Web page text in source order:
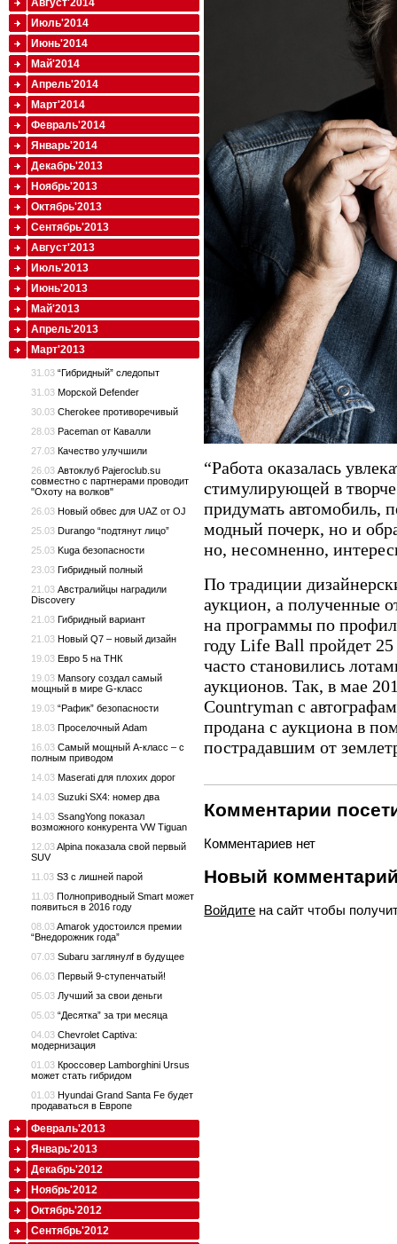
“Работа оказалась
стимулирующей в
придумать автомобиль,
модный почерк, но и
но, несомненно,
По традиции
аукцион, а полученные
на программы по
году Life Ball пройдет
часто становились
аукционов. Так, в мае
Countryman с
продана с аукциона в
пострадавшим от
Комментарии
Комментариев нет
Новый
Войдите на сайт чтобы
Август'2014
Июль'2014
Июнь'2014
Май'2014
Апрель'2014
Март'2014
Февраль'2014
Январь'2014
Декабрь'2013
Ноябрь'2013
Октябрь'2013
Сентябрь'2013
Август'2013
Июль'2013
Июнь'2013
Май'2013
Апрель'2013
Март'2013
31.03 “Гибридный” следопыт
31.03 Морской Defender
30.03 Cherokee противоречивый
28.03 Paceman от Кавалли
27.03 Качество улучшили
26.03 Автоклуб Pajeroclub.su
совместно с партнерами проводит
"Охоту на волков"
26.03 Новый обвес для UAZ от OJ
25.03 Durango “подтянут лицо”
25.03 Kuga безопасности
23.03 Гибридный полный
21.03 Австралийцы наградили
Discovery
21.03 Гибридный вариант
21.03 Новый Q7 – новый дизайн
19.03 Евро 5 на ТНК
19.03 Mansory создал самый
мощный в мире G-класс
19.03 “Рафик” безопасности
18.03 Проселочный Adam
16.03 Самый мощный A-класс – с
полным приводом
14.03 Maserati для плохих дорог
14.03 Suzuki SX4: номер два
14.03 SsangYong показал
возможного конкурента VW Tiguan
12.03Alpina показала свой первый
SUV
11.03 S3 с лишней парой
11.03 Полноприводный Smart может
появиться в 2016 году
08.03Amarok удостоился премии
“Внедорожник года”
07.03 Subaru заглянулf в будущее
06.03 Первый 9-ступенчатый!
05.03 Лучший за свои деньги
05.03 “Десятка” за три месяца
04.03 Chevrolet Captiva:
модернизация
01.03 Кроссовер Lamborghini Ursus
может стать гибридом
01.03 Hyundai Grand Santa Fe будет
продаваться в Европе
Февраль'2013
Январь'2013
Декабрь'2012
Ноябрь'2012
Октябрь'2012
Сентябрь'2012